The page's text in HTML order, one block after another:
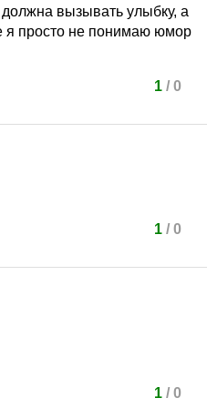
вызывать улыбку, а
я просто не понимаю юмор
1/ 0
1/ 0
1/ 0